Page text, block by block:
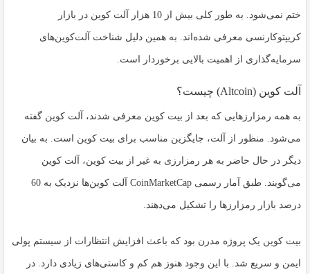
لینک
ختم نمی‌شود. به طور کلی بیش از 10 هزار آلت کوین در بازار
کریپتوکارنسی معرفی شده‌اند. به همین دلیل شناخت آلت‌کوین‌های
سرمایه‌گذاری از اهمیت بالایی برخوردار است.
آلت کوین (Altcoin) چیست؟
به همه رمزارزهایی که بعد از بیت کوین معرفی شدند، آلت کوین گفته
می‌شود. منظور از آلت، جایگزین مناسب برای بیت کوین است. به بیان
دیگر در حال حاضر به هر رمزارزی به غیر از بیت کوین، آلت کوین
می‌گویند. طبق آمار رسمی CoinMarketCap آلت کوین‌ها نزدیک به 60
درصد بازار رمزارزها را تشکیل می‌دهند.
بیت کوین یک پروژه مدرن بود که باعث افزایش انتظارات از سیستم پولی
ایمن و سریع شد. با این وجود هنوز هم کم و کاستی‌های زیادی دارد. در